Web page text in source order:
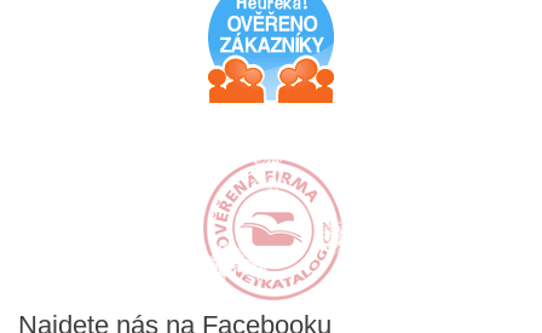
Najdete nás na Facebooku